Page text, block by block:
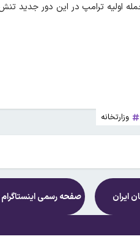
اولیه ترامپ در این دور جدید
وزارتخانه
ایران صفحه رسمی